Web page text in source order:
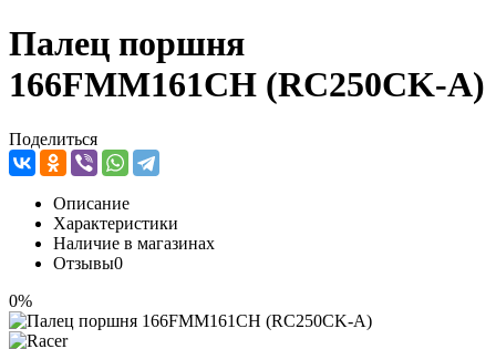
Палец поршня
166FMM161CH (RC250CK-A)
Поделиться
Описание
Характеристики
Наличие в магазинах
Отзывы0
0%